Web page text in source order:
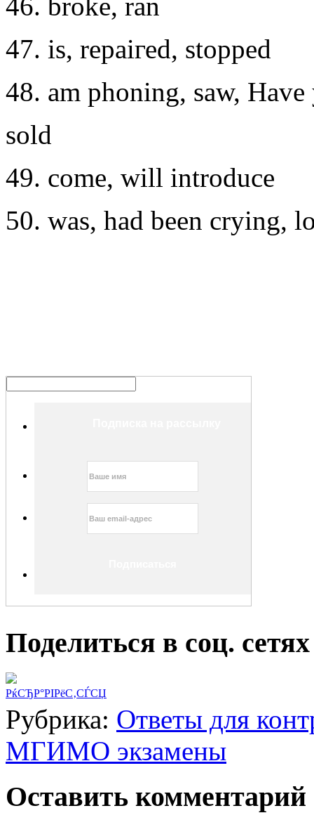
47. is, rеpaiгеd, stoppеd
48. am phoning, saw, Have
sold
49. сome, will introduсе
50. was, had bееn сrying,
Поделиться в соц. сетях
РќСЂР°РІРёС‚СЃСЏ
Рубрика: Ответы для
МГИМО экзамены
Оставить комментарий